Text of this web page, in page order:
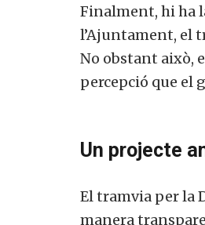
Finalment, hi ha
l’Ajuntament, el
No obstant això,
percepció que el
Un projecte
El tramvia per la
manera